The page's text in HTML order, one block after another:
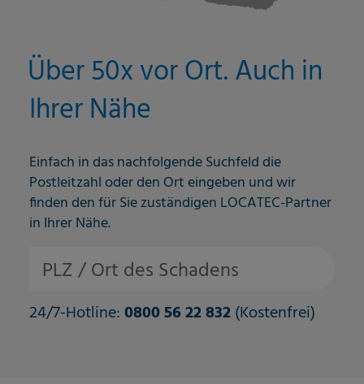
Über 50x vor Ort. Auch in
Ihrer Nähe
Einfach in das nachfolgende Suchfeld die
Postleitzahl oder den Ort eingeben und wir
finden den für Sie zuständigen LOCATEC-Partner
in Ihrer Nähe.
PLZ / Ort des Schadens
24/7-Hotline:0800 56 22 832(Kostenfrei)